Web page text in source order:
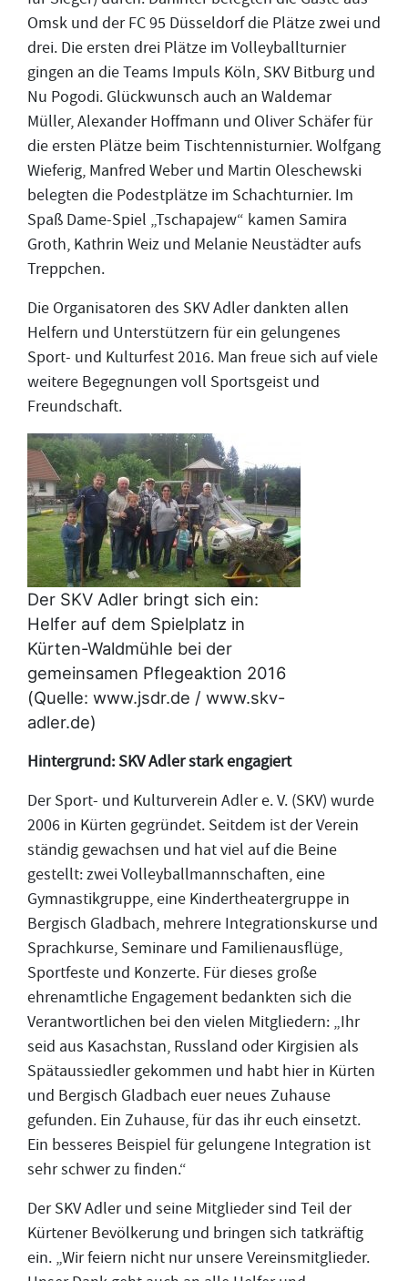
Omsk und der FC 95 Düsseldorf die Plätze zwei und
drei. Die ersten drei Plätze im Volleyballturnier
gingen an die Teams Impuls Köln, SKV Bitburg und
Nu Pogodi. Glückwunsch auch an Waldemar
Müller, Alexander Hoffmann und Oliver Schäfer für
die ersten Plätze beim Tischtennisturnier. Wolfgang
Wieferig, Manfred Weber und Martin Oleschewski
belegten die Podestplätze im Schachturnier. Im
Spaß Dame-Spiel „Tschapajew“ kamen Samira
Groth, Kathrin Weiz und Melanie Neustädter aufs
Treppchen.
Die Organisatoren des SKV Adler dankten allen
Helfern und Unterstützern für ein gelungenes
Sport- und Kulturfest 2016. Man freue sich auf viele
weitere Begegnungen voll Sportsgeist und
Freundschaft.
Der SKV Adler bringt sich ein:
Helfer auf dem Spielplatz in
Kürten-Waldmühle bei der
gemeinsamen Pflegeaktion 2016
(Quelle: www.jsdr.de / www.skv-
adler.de)
Hintergrund: SKV Adler stark engagiert
Der Sport- und Kulturverein Adler e. V. (SKV) wurde
2006 in Kürten gegründet. Seitdem ist der Verein
ständig gewachsen und hat viel auf die Beine
gestellt: zwei Volleyballmannschaften, eine
Gymnastikgruppe, eine Kindertheatergruppe in
Bergisch Gladbach, mehrere Integrationskurse und
Sprachkurse, Seminare und Familienausflüge,
Sportfeste und Konzerte. Für dieses große
ehrenamtliche Engagement bedankten sich die
Verantwortlichen bei den vielen Mitgliedern: „Ihr
seid aus Kasachstan, Russland oder Kirgisien als
Spätaussiedler gekommen und habt hier in Kürten
und Bergisch Gladbach euer neues Zuhause
gefunden. Ein Zuhause, für das ihr euch einsetzt.
Ein besseres Beispiel für gelungene Integration ist
sehr schwer zu finden.“
Der SKV Adler und seine Mitglieder sind Teil der
Kürtener Bevölkerung und bringen sich tatkräftig
ein. „Wir feiern nicht nur unsere Vereinsmitglieder.